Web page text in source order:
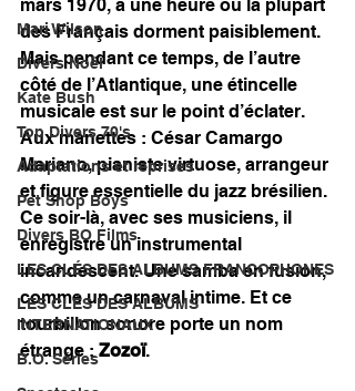
Mari Wilson
Divers Noël
Kate Bush
Top Divers 70's
Adaptations et reprises
Pet Shop Boys
Divers BO Films
LES CLÉS DES ALBUMS FRANCOPHONES
LES CLÉS DES ALBUMS
INTERNATIONAUX
B.O. Séries
mars 1970, à une heure où la plupart
des Français dorment paisiblement.
Mais pendant ce temps, de l’autre
côté de l’Atlantique, une étincelle
musicale est sur le point d’éclater.
Aux manettes : César Camargo
Mariano, pianiste virtuose, arrangeur
et figure essentielle du jazz brésilien.
Ce soir-là, avec ses musiciens, il
enregistre un instrumental
incandescent. Une samba en fusion,
comme un carnaval intime. Et ce
tourbillon sonore porte un nom
étrange : Zozoï.